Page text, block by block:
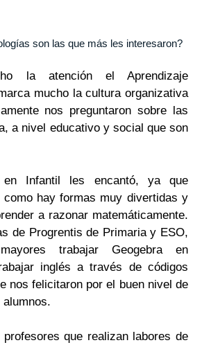
son las que más les interesaron?
la atención el Aprendizaje
mucho la cultura organizativa
nos preguntaron sobre las
a nivel educativo y social que son
Infantil les encantó, ya que
como hay formas muy divertidas y
a razonar matemáticamente.
de Progrentis de Primaria y ESO,
trabajar Geogebra en
inglés a través de códigos
nos felicitaron por el buen nivel de
que realizan labores de